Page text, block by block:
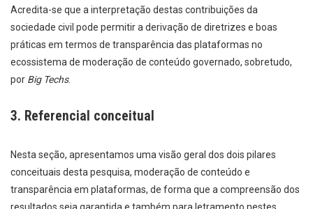
Acredita-se que a interpretação destas contribuições da
sociedade civil pode permitir a derivação de diretrizes e boas
práticas em termos de transparência das plataformas no
ecossistema de moderação de conteúdo governado, sobretudo,
por Big Techs.
3. Referencial conceitual
Nesta seção, apresentamos uma visão geral dos dois pilares
conceituais desta pesquisa, moderação de conteúdo e
transparência em plataformas, de forma que a compreensão dos
resultados seja garantida e também para letramento nestes